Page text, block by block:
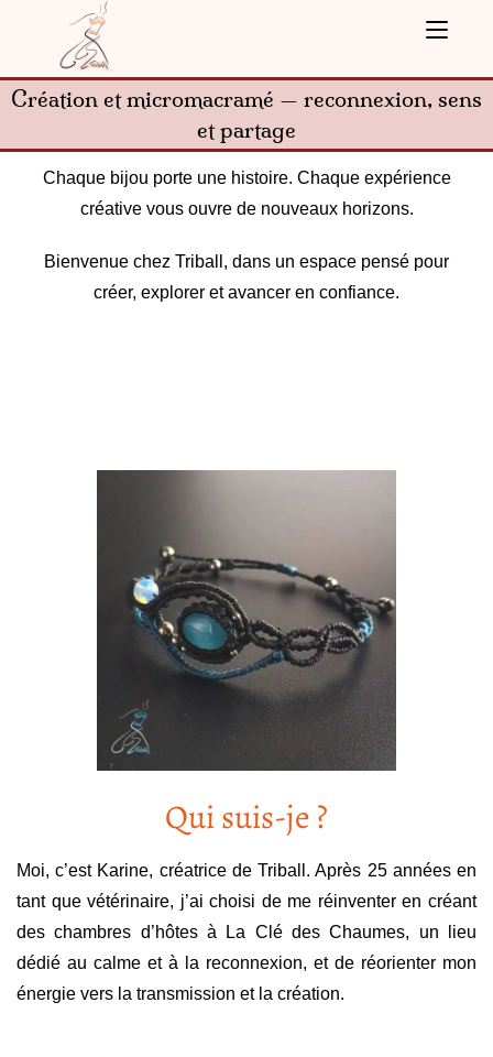
Création et micromacramé — reconnexion, sens
et partage
Chaque bijou porte une histoire. Chaque expérience
créative vous ouvre de nouveaux horizons.
Bienvenue chez Triball, dans un espace pensé pour
créer, explorer et avancer en confiance.
Qui suis-je ?
Moi, c’est Karine, créatrice de Triball. Après 25 années en
tant que vétérinaire, j’ai choisi de me réinventer en créant
des chambres d’hôtes à La Clé des Chaumes, un lieu
dédié au calme et à la reconnexion, et de réorienter mon
énergie vers la transmission et la création.